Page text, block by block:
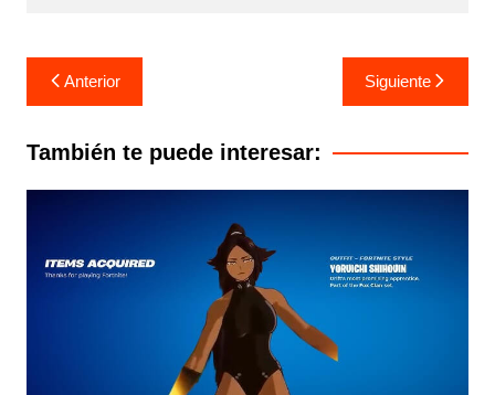
Navegación
de
entradas
Anterior Siguiente
También te puede interesar: